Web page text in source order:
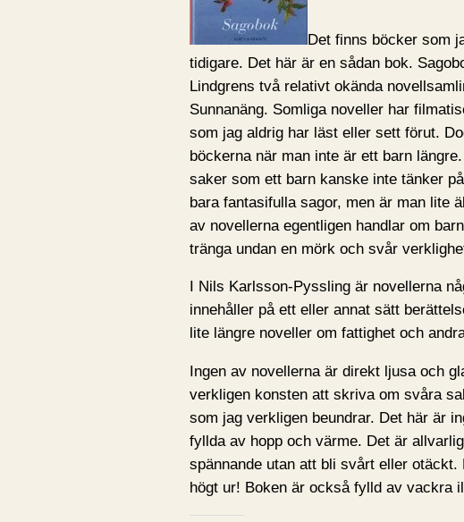
Det finns böcker som
tidigare. Det här är en sådan bok.
Lindgrens två relativt okända
Sunnanäng. Somliga noveller har
som jag aldrig har läst eller sett förut.
böckerna när man inte är ett barn
saker som ett barn kanske inte tänker
bara fantasifulla sagor, men är man lite
av novellerna egentligen handlar om
tränga undan en mörk och svår
I Nils Karlsson-Pyssling är novellerna
innehåller på ett eller annat sätt
lite längre noveller om fattighet och
Ingen av novellerna är direkt ljusa och
verkligen konsten att skriva om svåra
som jag verkligen beundrar. Det här är
fyllda av hopp och värme. Det är
spännande utan att bli svårt eller
högt ur! Boken är också fylld av vackra